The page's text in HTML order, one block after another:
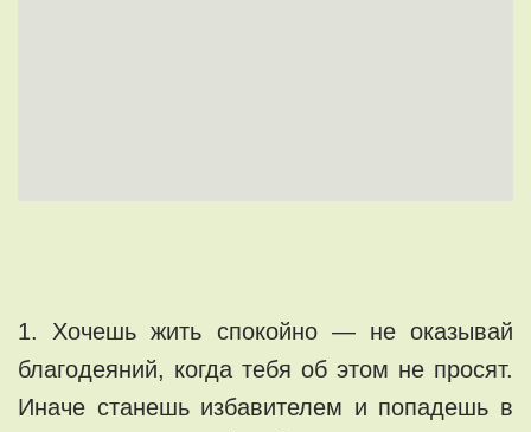
1. Хочешь жить спокойно — не оказывай
благодеяний, когда тебя об этом не просят.
Иначе станешь избавителем и попадешь в